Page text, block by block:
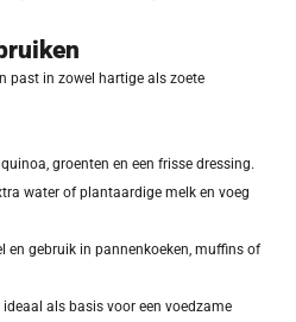
past in zowel hartige als zoete
groenten en een frisse dressing.
water of plantaardige melk en voeg
en gebruik in pannenkoeken, muffins of
ideaal als basis voor een voedzame